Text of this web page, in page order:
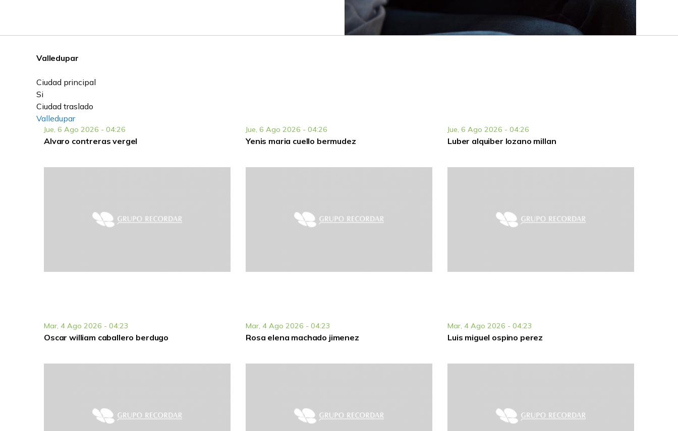
Valledupar
Ciudad principal
Si
Ciudad traslado
Valledupar
Jue, 6 Ago 2026 - 04:26
Alvaro contreras vergel
Jue, 6 Ago 2026 - 04:26
Yenis maria cuello bermudez
Jue, 6 Ago 2026 - 04:26
Luber alquiber lozano millan
Mar, 4 Ago 2026 - 04:23
Oscar william caballero berdugo
Mar, 4 Ago 2026 - 04:23
Rosa elena machado jimenez
Mar, 4 Ago 2026 - 04:23
Luis miguel ospino perez